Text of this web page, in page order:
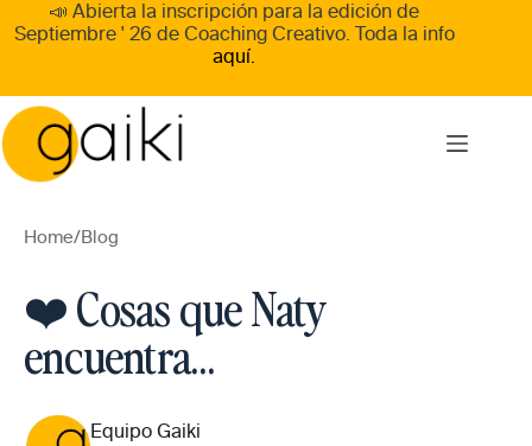
to
📣 Abierta la inscripción para la edición de
Septiembre ' 26 de Coaching Creativo. Toda la info
aquí.
Home/Blog
❤️ Cosas que Naty
encuentra…
Equipo Gaiki